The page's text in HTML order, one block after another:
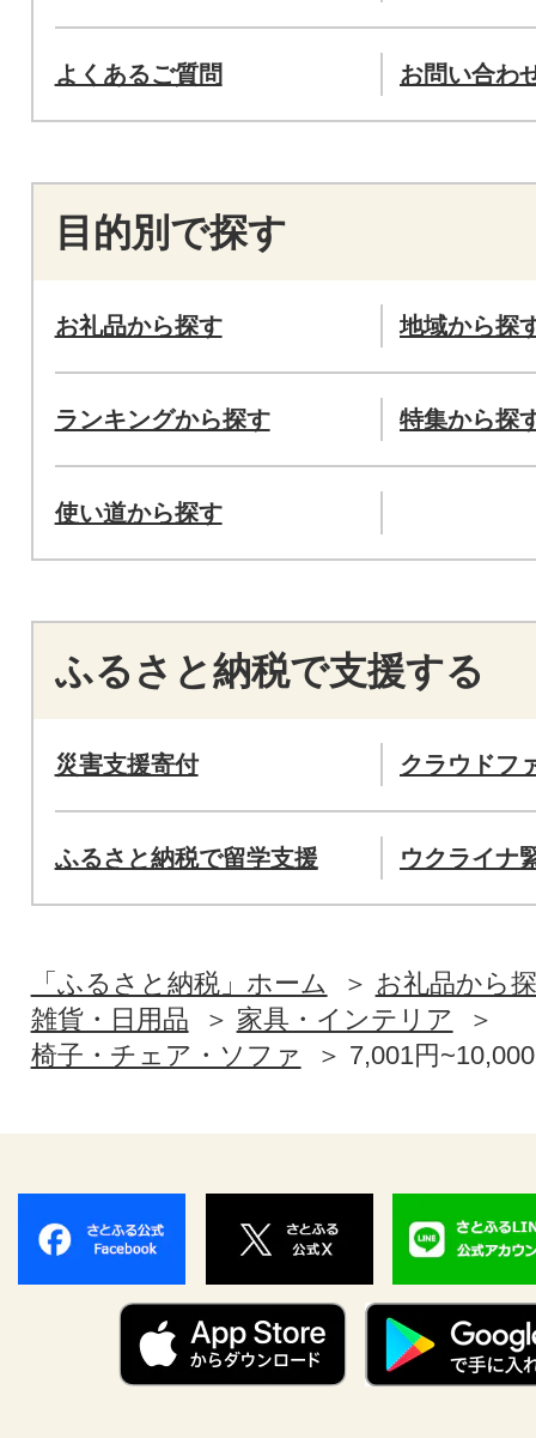
よくあるご質問 お問い合わ
目的別で探す
お礼品から探す 地域から探
ランキングから探す 特集から探
使い道から探す
ふるさと納税で支援する
災害支援寄付 クラウドフ
ふるさと納税で留学支援 ウクライナ
「ふるさと納税」ホーム
お礼品から
雑貨・日用品
家具・インテリア
椅子・チェア・ソファ
7,001円